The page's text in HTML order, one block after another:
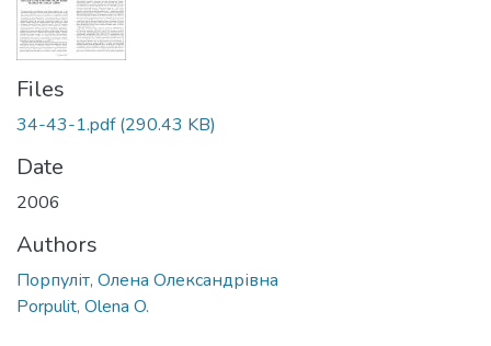
Files
34-43-1.pdf(290.43 KB)
Date
2006
Authors
Порпуліт, Олена Олександрівна
Porpulit, Olena O.